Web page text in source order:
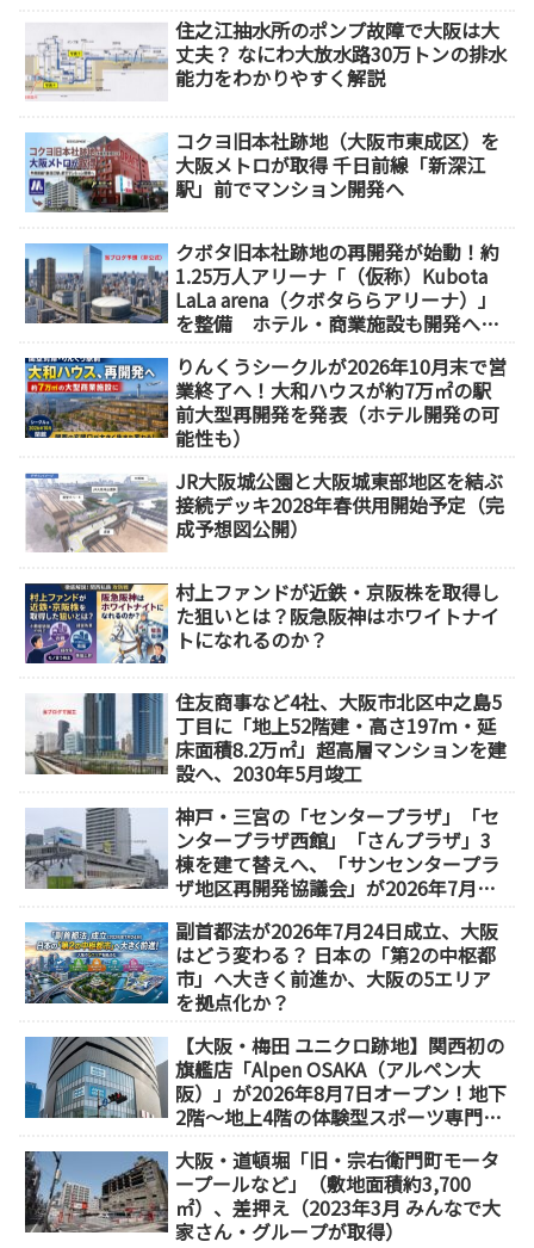
住之江抽水所のポンプ故障で大阪は大
丈夫？ なにわ大放水路30万トンの排水
能力をわかりやすく解説
コクヨ旧本社跡地（大阪市東成区）を
大阪メトロが取得 千日前線「新深江
駅」前でマンション開発へ
クボタ旧本社跡地の再開発が始動！約
1.25万人アリーナ「（仮称）Kubota
LaLa arena（クボタららアリーナ）」
を整備 ホテル・商業施設も開発へ
りんくうシークルが2026年10月末で営
業終了へ！大和ハウスが約7万㎡の駅
前大型再開発を発表（ホテル開発の可
能性も）
JR大阪城公園と大阪城東部地区を結ぶ
接続デッキ2028年春供用開始予定（完
成予想図公開）
村上ファンドが近鉄・京阪株を取得し
た狙いとは？阪急阪神はホワイトナイ
トになれるのか？
住友商事など4社、大阪市北区中之島5
丁目に「地上52階建・高さ197ｍ・延
床面積8.2万㎡」超高層マンションを建
設へ、2030年5月竣工
神戸・三宮の「センタープラザ」「セ
ンタープラザ西館」「さんプラザ」3
棟を建て替えへ、「サンセンタープラ
ザ地区再開発協議会」が2026年7月発
副首都法が2026年7月24日成立、大阪
はどう変わる？ 日本の「第2の中枢都
市」へ大きく前進か、大阪の5エリア
を拠点化か？
【大阪・梅田 ユニクロ跡地】関西初の
旗艦店「Alpen OSAKA（アルペン大
阪）」が2026年8月7日オープン！地下
2階～地上4階の体験型スポーツ専門店
大阪・道頓堀「旧・宗右衛門町モータ
ープールなど」（敷地面積約3,700
㎡）、差押え（2023年3月 みんなで大
家さん・グループが取得）